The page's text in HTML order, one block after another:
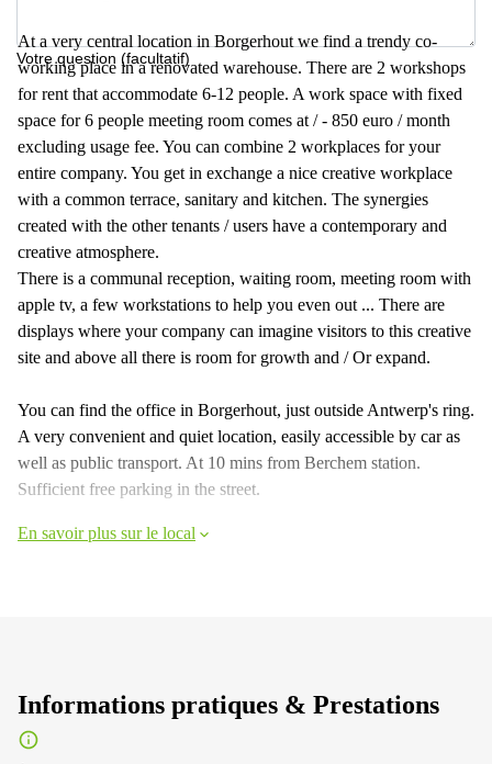
Votre question (facultatif)
At a very central location in Borgerhout we find a trendy co-
working place in a renovated warehouse. There are 2 workshops
for rent that accommodate 6-12 people. A work space with fixed
space for 6 people meeting room comes at / - 850 euro / month
excluding usage fee. You can combine 2 workplaces for your
entire company. You get in exchange a nice creative workplace
with a common terrace, sanitary and kitchen. The synergies
created with the other tenants / users have a contemporary and
creative atmosphere.
There is a communal reception, waiting room, meeting room with
apple tv, a few workstations to help you even out ... There are
displays where your company can imagine visitors to this creative
site and above all there is room for growth and / Or expand.
You can find the office in Borgerhout, just outside Antwerp's ring.
A very convenient and quiet location, easily accessible by car as
well as public transport. At 10 mins from Berchem station.
Sufficient free parking in the street.
En savoir plus sur le local
Informations pratiques & Prestations